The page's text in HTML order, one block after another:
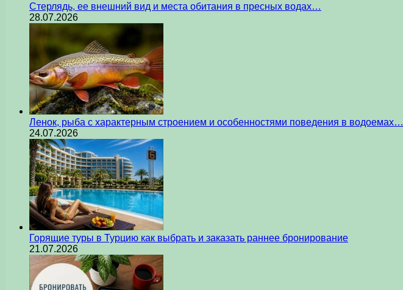
Стерлядь, ее внешний вид и места обитания в пресных водах…
28.07.2026
Ленок, рыба с характерным строением и особенностями поведения в водоемах…
24.07.2026
Горящие туры в Турцию как выбрать и заказать раннее бронирование
21.07.2026